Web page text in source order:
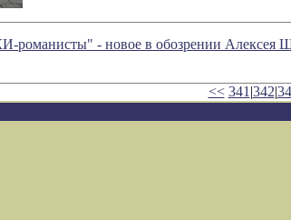
- новое в обозрении Алексея
<< 341 |342|